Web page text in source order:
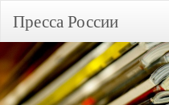
Пресса России